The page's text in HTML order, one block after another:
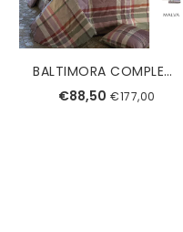
BALTIMORA COMPLETO COPRIPIUMINO SINGOLO TESSITURA RANDI
€88,50 €177,00